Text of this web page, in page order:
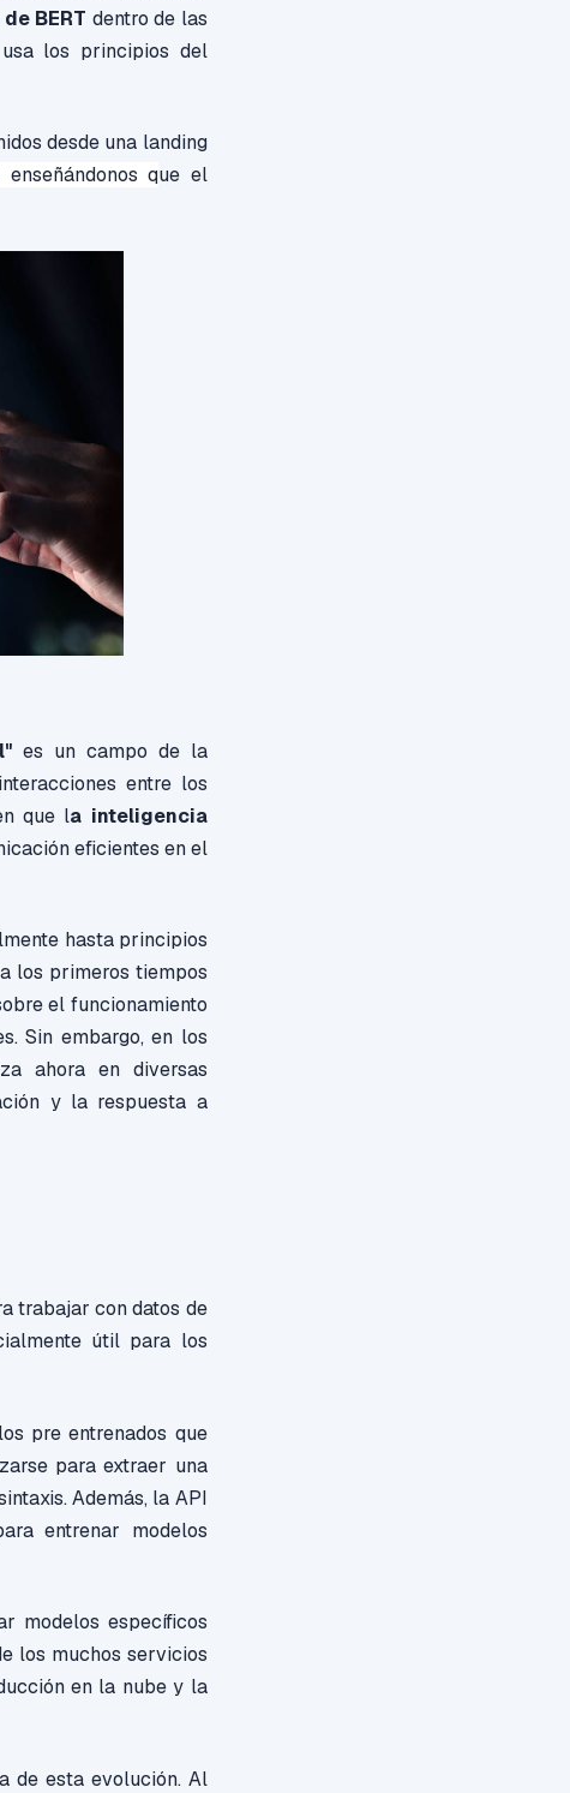
BERT dentro de las
los principios del
desde una landing
enseñándonos que el
es un campo de la
entre los
que la inteligencia
eficientes en el
hasta principios
los primeros tiempos
el funcionamiento
Sin embargo, en los
ahora en diversas
y la respuesta a
trabajar con datos de
útil para los
pre entrenados que
para extraer una
Además, la API
entrenar modelos
modelos específicos
los muchos servicios
en la nube y la
de esta evolución. Al